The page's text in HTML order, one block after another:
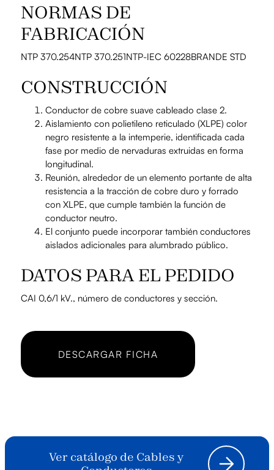
NORMAS DE
FABRICACIÓN
NTP 370.254NTP 370.251NTP-IEC 60228BRANDE STD
CONSTRUCCIÓN
Conductor de cobre suave cableado clase 2.
Aislamiento con polietileno reticulado (XLPE) color
negro resistente a la intemperie, identificada cada
fase por medio de nervaduras extruidas en forma
longitudinal.
Reunión, alrededor de un elemento portante de alta
resistencia a la tracción de cobre duro y forrado
con XLPE, que cumple también la función de
conductor neutro.
El conjunto puede incorporar también conductores
aislados adicionales para alumbrado público.
DATOS PARA EL PEDIDO
CAI 0,6/1 kV., número de conductores y sección.
DESCARGAR FICHA
Ver catálogo de Cables y